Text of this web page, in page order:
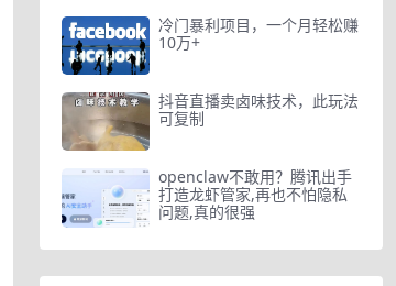
冷门暴利项目，一个月轻松赚
10万+
抖音直播卖卤味技术，此玩法
可复制
openclaw不敢用？腾讯出手
打造龙虾管家,再也不怕隐私
问题,真的很强